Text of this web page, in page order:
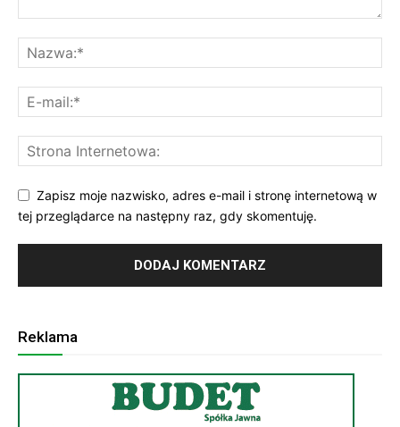
Zapisz moje nazwisko, adres e-mail i stronę internetową w
tej przeglądarce na następny raz, gdy skomentuję.
Reklama